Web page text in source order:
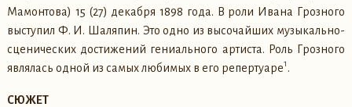
Мамонтова) 15 (27) декабря 1898 года. В роли Ивана Грозного
выступил Ф. И. Шаляпин. Это одно из высочайших музыкально-
сценических достижений гениального артиста. Роль Грозного
являлась одной из самых любимых в его репертуаре1 .
СЮЖЕТ